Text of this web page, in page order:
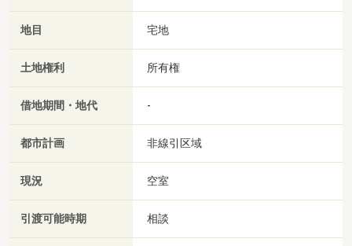
地目 宅地
土地権利 所有権
借地期間・地代 -
都市計画 非線引区域
現況 空室
引渡可能時期 相談